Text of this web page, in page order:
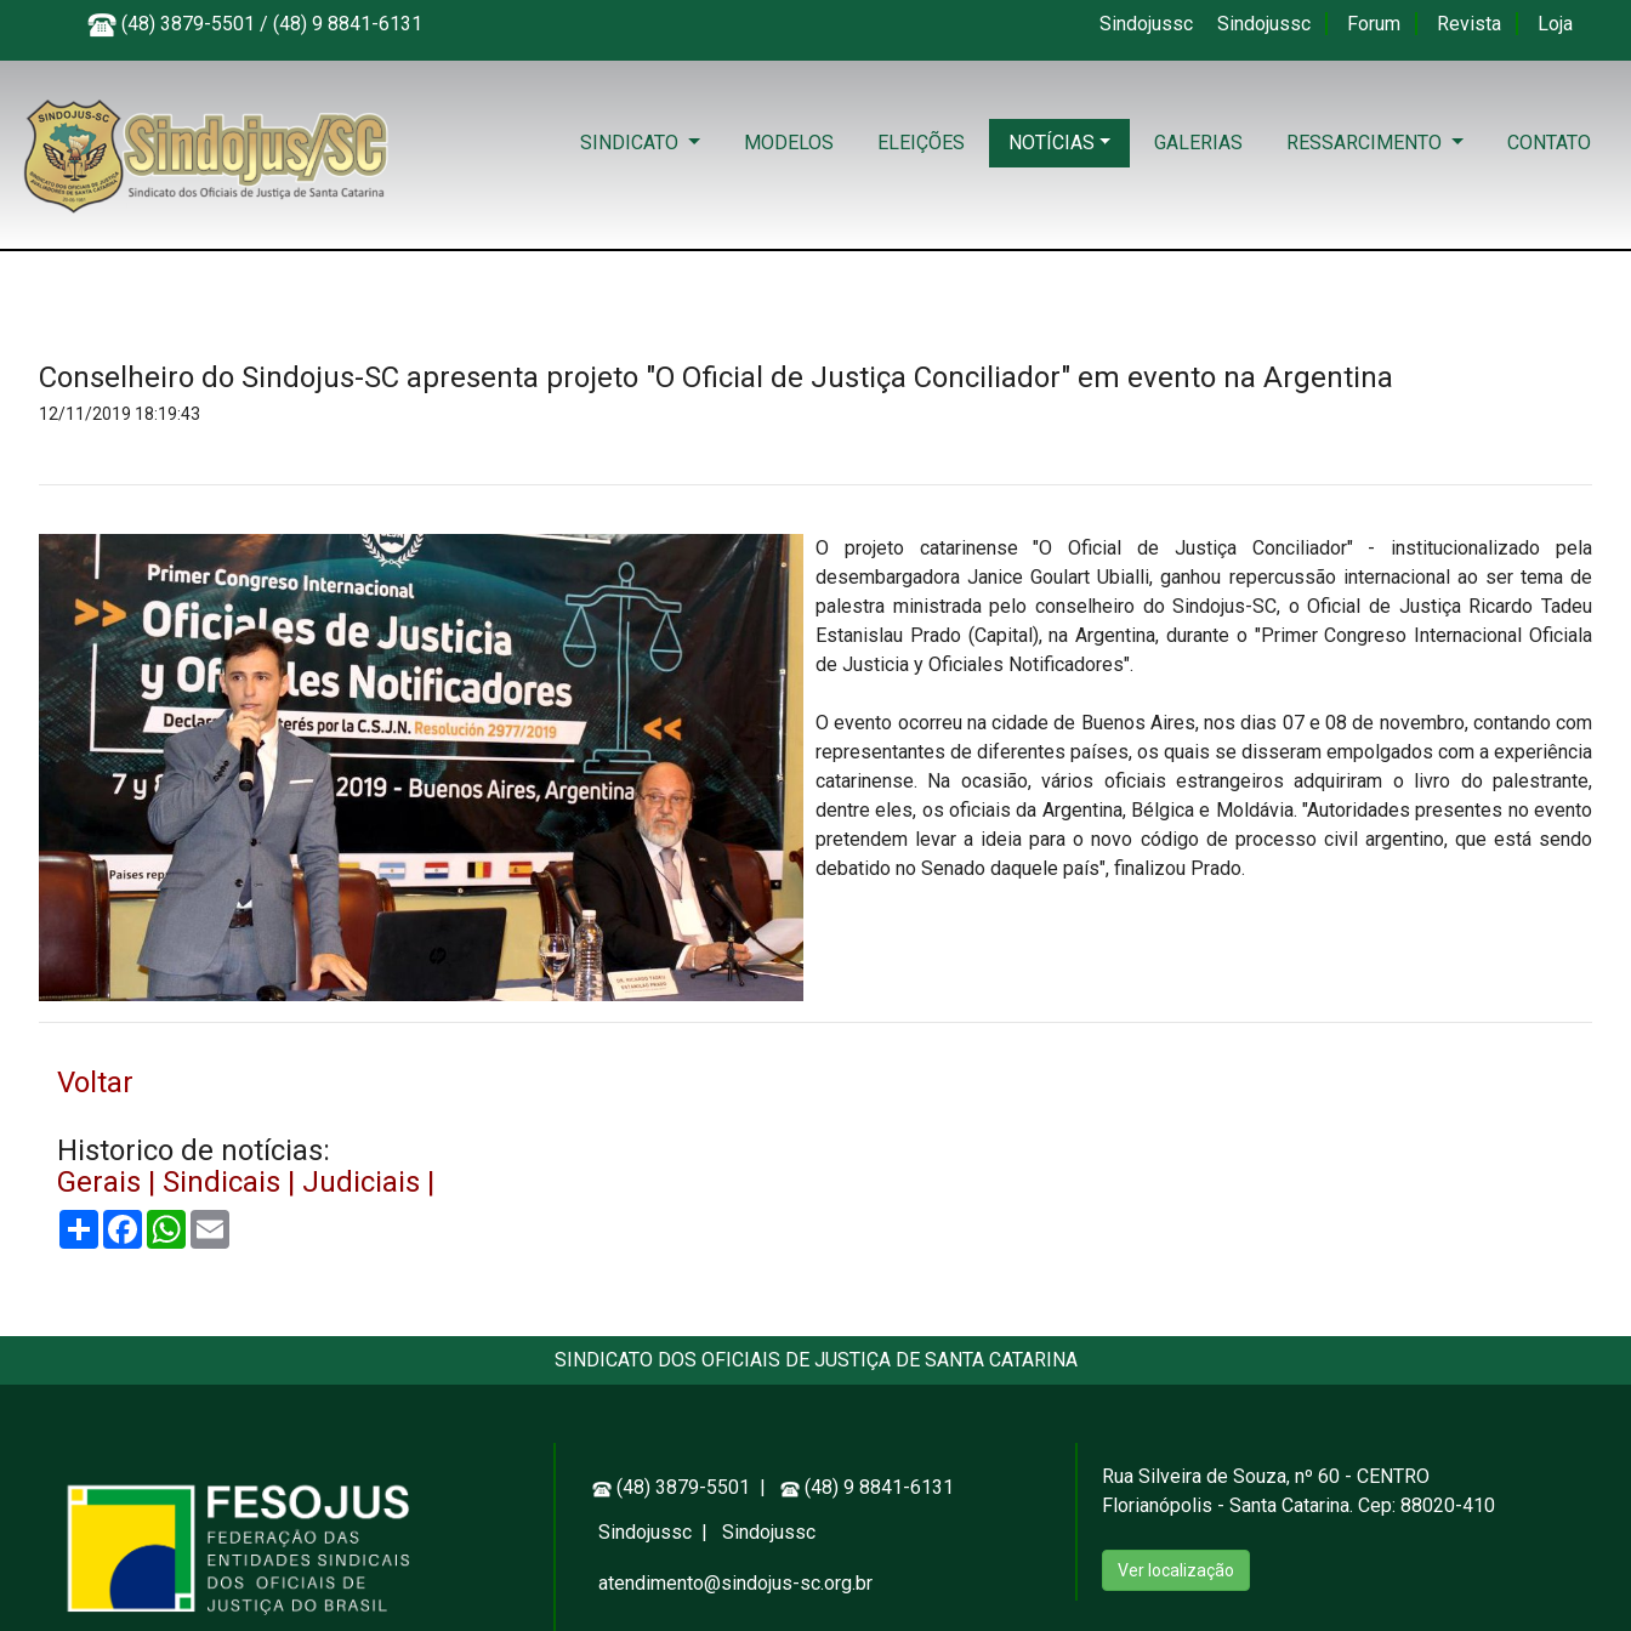
(48) 3879-5501 / (48) 9 8841-6131 Sindojussc Sindojussc Forum Revista Loja
SINDICATO MODELOS ELEIÇÕES NOTÍCIAS GALERIAS RESSARCIMENTO CONTATO
Conselheiro do Sindojus-SC apresenta projeto "O Oficial de Justiça Conciliador" em evento na Argentina
12/11/2019 18:19:43
O projeto catarinense "O Oficial de Justiça Conciliador" - institucionalizado pela
desembargadora Janice Goulart Ubialli, ganhou repercussão internacional ao ser tema de
palestra ministrada pelo conselheiro do Sindojus-SC, o Oficial de Justiça Ricardo Tadeu
Estanislau Prado (Capital), na Argentina, durante o "Primer Congreso Internacional Oficiala
de Justicia y Oficiales Notificadores".
O evento ocorreu na cidade de Buenos Aires, nos dias 07 e 08 de novembro, contando com
representantes de diferentes países, os quais se disseram empolgados com a experiência
catarinense. Na ocasião, vários oficiais estrangeiros adquiriram o livro do palestrante,
dentre eles, os oficiais da Argentina, Bélgica e Moldávia. "Autoridades presentes no evento
pretendem levar a ideia para o novo código de processo civil argentino, que está sendo
debatido no Senado daquele país", finalizou Prado.
Voltar
Historico de notícias:
Gerais | Sindicais | Judiciais |
Share FacebookWhatsApp
SINDICATO DOS OFICIAIS DE JUSTIÇA DE SANTA CATARINA
(48) 3879-5501 |
(48) 9 8841-6131
Sindojussc
Sindojussc
atendimento@sindojus-sc.org.br
Rua Silveira de Souza, nº 60 - CENTRO
Florianópolis - Santa Catarina. Cep: 88020-410
Ver localização